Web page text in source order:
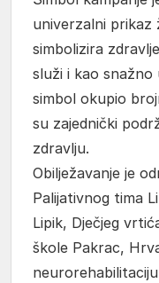
univerzalni prikaz
simbolizira
služi i kao
simbol okupio
su zajednički
zdravlju.
Obilježavanje je
Palijativnog tima
Lipik, Dječjeg
škole Pakrac,